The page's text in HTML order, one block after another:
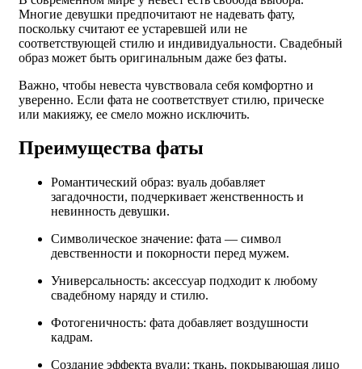
Многие девушки предпочитают не надевать фату,
поскольку считают ее устаревшей или не
соответствующей стилю и индивидуальности. Свадебный
образ может быть оригинальным даже без фаты.
Важно, чтобы невеста чувствовала себя комфортно и
уверенно. Если фата не соответствует стилю, прическе
или макияжу, ее смело можно исключить.
Преимущества фаты
Романтический образ: вуаль добавляет
загадочности, подчеркивает женственность и
невинность девушки.
Символическое значение: фата — символ
девственности и покорности перед мужем.
Универсальность: аксессуар подходит к любому
свадебному наряду и стилю.
Фотогеничность: фата добавляет воздушности
кадрам.
Создание эффекта вуали: ткань, покрывающая лицо